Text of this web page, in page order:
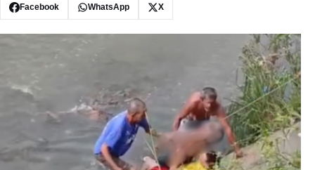
Facebook WhatsApp X